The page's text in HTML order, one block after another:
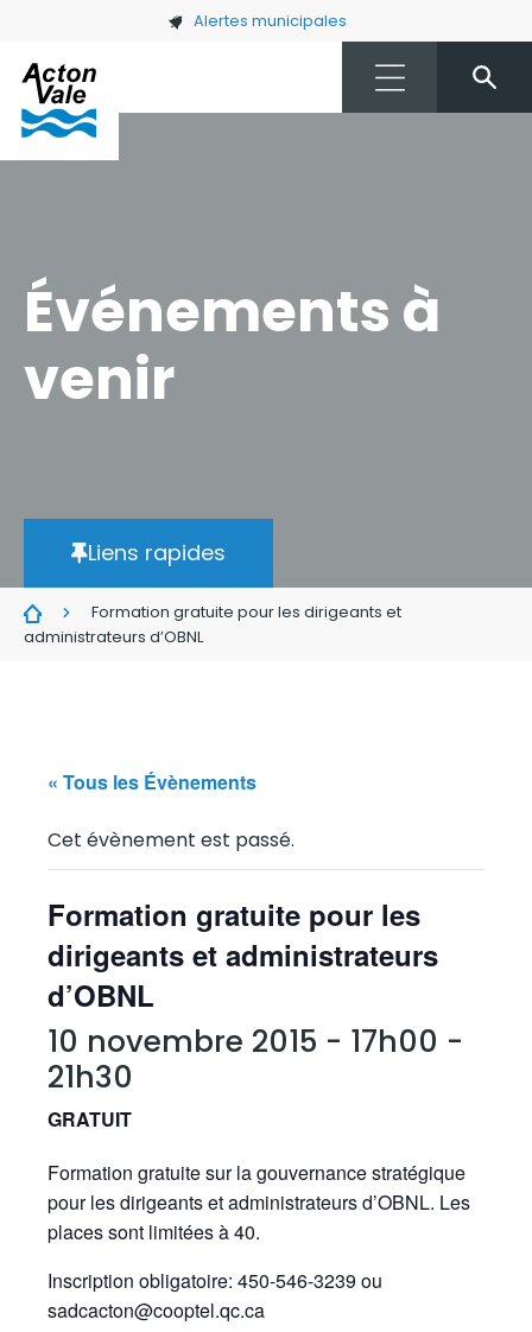
Skip to main content Alertes municipales
Événements à
venir
Liens rapides
Formation gratuite pour les dirigeants et
administrateurs d’OBNL
« Tous les Évènements
Cet évènement est passé.
Formation gratuite pour les
dirigeants et administrateurs
d’OBNL
10 novembre 2015 - 17h00 -
21h30
GRATUIT
Formation gratuite sur la gouvernance stratégique
pour les dirigeants et administrateurs d’OBNL. Les
places sont limitées à 40.
Inscription obligatoire: 450-546-3239 ou
sadcacton@cooptel.qc.ca